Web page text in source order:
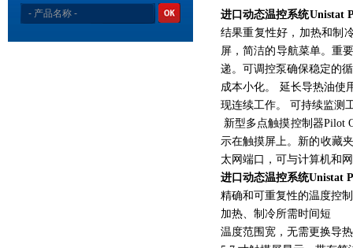
进口动态温控系统Unistat
结果重复性好，加热和制
屏，简洁的导航菜单。重
递。可调控泵确保稳定的
成本小化。 延长导热油使
现连续工作。 可持续监测
新型多点触摸控制器Pilot
示在触摸屏上。新的收藏
太网端口，可与计算机和
进口动态温控系统Unistat
精确和可重复性的温度控
加热、制冷所需时间短
温度范围宽，无需更换导